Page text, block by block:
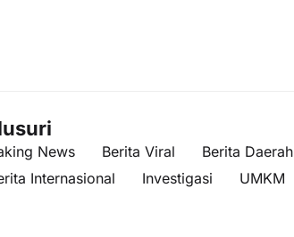
News Berita Viral Berita Daerah
Internasional
Investigasi UMKM